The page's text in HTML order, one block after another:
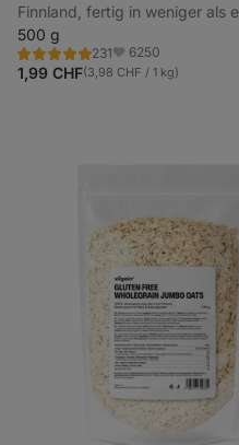
Finnland, fertig in weniger als
Minute
500 g
231
Bewertung
4.9/5,
231
Favoriten
6250
1,99 CHF(3,98 CHF / 1 kg)